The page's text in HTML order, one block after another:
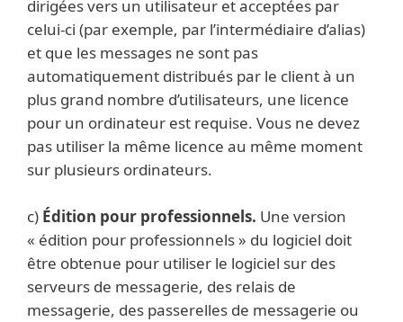
dirigées vers un utilisateur et acceptées par
celui-ci (par exemple, par l’intermédiaire d’alias)
et que les messages ne sont pas
automatiquement distribués par le client à un
plus grand nombre d’utilisateurs, une licence
pour un ordinateur est requise. Vous ne devez
pas utiliser la même licence au même moment
sur plusieurs ordinateurs.
c) Édition pour professionnels. Une version
« édition pour professionnels » du logiciel doit
être obtenue pour utiliser le logiciel sur des
serveurs de messagerie, des relais de
messagerie, des passerelles de messagerie ou